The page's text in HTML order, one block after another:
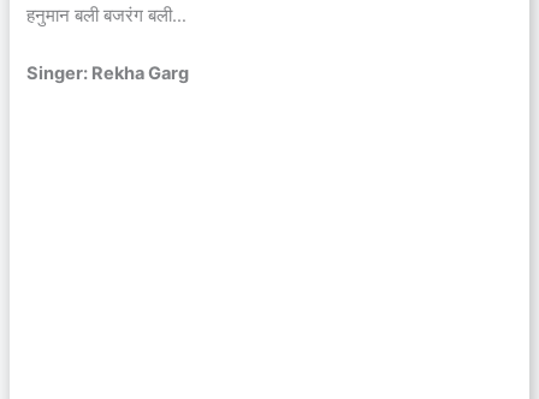
हनुमान बली बजरंग बली…
Singer: Rekha Garg